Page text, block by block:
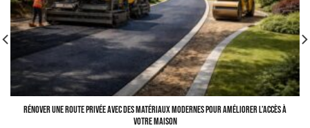
Rénover une route privée avec des matériaux modernes pour améliorer l’accès à
votre maison